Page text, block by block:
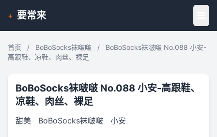
+ 要常来
首页 / BoBoSocks袜啵啵 /
BoBoSocks袜啵啵 No.088 小安-
高跟鞋、凉鞋、肉丝、裸足
BoBoSocks袜啵啵 No.088 小安-高跟鞋、
凉鞋、肉丝、裸足
甜美 BoBoSocks袜啵啵 小安